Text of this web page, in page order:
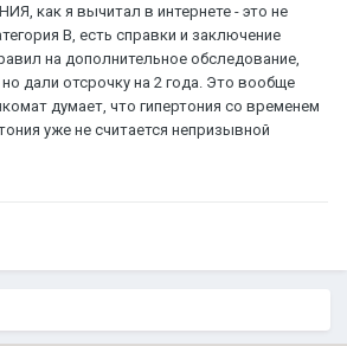
как я вычитал в интернете - это не
В, есть справки и заключение
на дополнительное обследование,
дали отсрочку на 2 года. Это вообще
думает, что гипертония со временем
уже не считается непризывной